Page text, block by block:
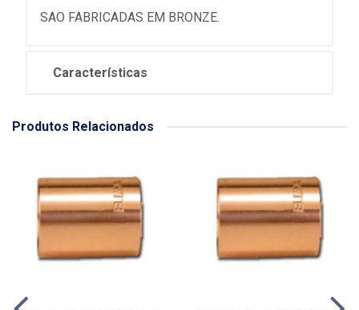
SAO FABRICADAS EM BRONZE.
Características
Produtos Relacionados